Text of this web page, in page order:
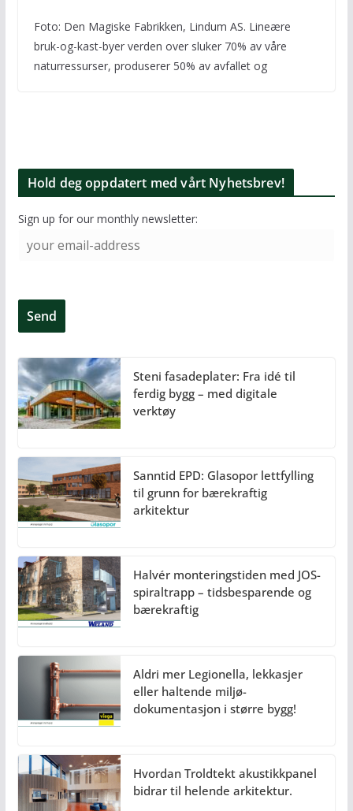
Foto: Den Magiske Fabrikken, Lindum AS. Lineære
bruk-og-kast-byer verden over sluker 70% av våre
naturressurser, produserer 50% av avfallet og
Hold deg oppdatert med vårt Nyhetsbrev!
Sign up for our monthly newsletter:
Steni fasadeplater: Fra idé til
ferdig bygg – med digitale
verktøy
Sanntid EPD: Glasopor lettfylling
til grunn for bærekraftig
arkitektur
Halvér monteringstiden med JOS-
spiraltrapp – tidsbesparende og
bærekraftig
Aldri mer Legionella, lekkasjer
eller haltende miljø-
dokumentasjon i større bygg!
Hvordan Troldtekt akustikkpanel
bidrar til helende arkitektur.